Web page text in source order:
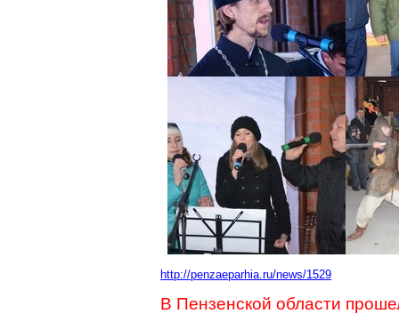
http://penzaeparhia.ru/news/1529
В Пензенской области